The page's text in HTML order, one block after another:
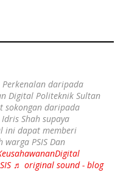
Perkenalan daripada
Digital Politeknik Sultan
sokongan daripada
Shah supaya
ini dapat memberi
PSIS Dan
♬ original sound - blog